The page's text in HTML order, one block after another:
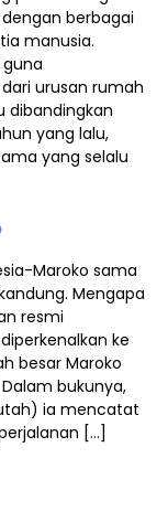
berbagai
manusia.
urusan rumah
dibandingkan
yang lalu,
yang selalu
Maroko sama
Mengapa
resmi
ke
besar Maroko
bukunya,
ia mencatat
[…]